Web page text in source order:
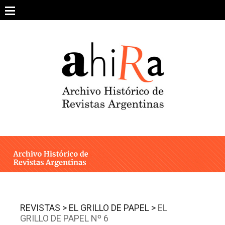
content
ARCHIVO DE REVISTAS
ESTUDIOS CRÍTICOS
INTEGRANTES
CONTACTO
REVISTAS > EL GRILLO DE PAPEL > EL
GRILLO DE PAPEL Nº 6